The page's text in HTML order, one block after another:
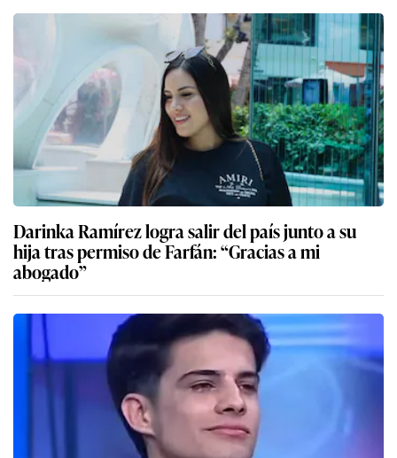
Darinka Ramírez logra salir del país junto a su
hija tras permiso de Farfán: “Gracias a mi
abogado”